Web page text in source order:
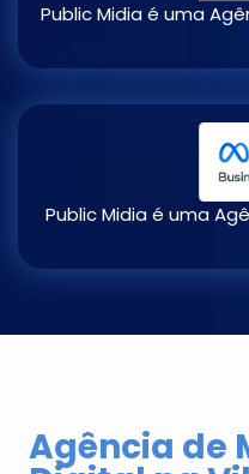
Public Midia é uma
Public Midia é uma
Agência de